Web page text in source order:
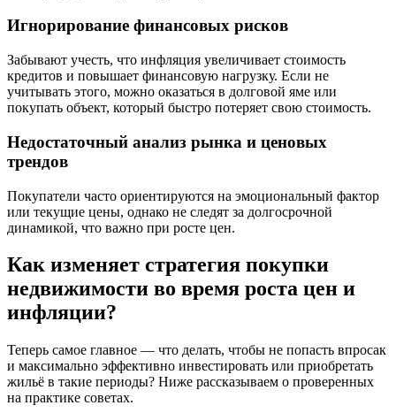
Игнорирование финансовых рисков
Забывают учесть, что инфляция увеличивает стоимость
кредитов и повышает финансовую нагрузку. Если не
учитывать этого, можно оказаться в долговой яме или
покупать объект, который быстро потеряет свою стоимость.
Недостаточный анализ рынка и ценовых
трендов
Покупатели часто ориентируются на эмоциональный фактор
или текущие цены, однако не следят за долгосрочной
динамикой, что важно при росте цен.
Как изменяет стратегия покупки
недвижимости во время роста цен и
инфляции?
Теперь самое главное — что делать, чтобы не попасть впросак
и максимально эффективно инвестировать или приобретать
жильё в такие периоды? Ниже рассказываем о проверенных
на практике советах.